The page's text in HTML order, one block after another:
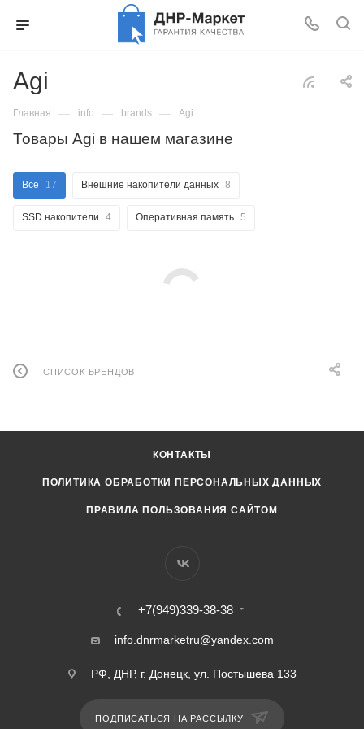
Agi
Главная — info — brands — Agi
Товары Agi в нашем магазине
Все 17 Внешние накопители данных 8
SSD накопители 4 Оперативная память 5
СПИСОК БРЕНДОВ
КОНТАКТЫ
ПОЛИТИКА ОБРАБОТКИ ПЕРСОНАЛЬНЫХ ДАННЫХ
ПРАВИЛА ПОЛЬЗОВАНИЯ САЙТОМ
+7(949)339-38-38
info.dnrmarketru@yandex.com
РФ, ДНР, г. Донецк, ул. Постышева 133
ПОДПИСАТЬСЯ НА РАССЫЛКУ